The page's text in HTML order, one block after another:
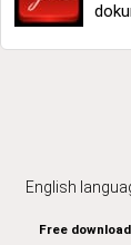
English
Free